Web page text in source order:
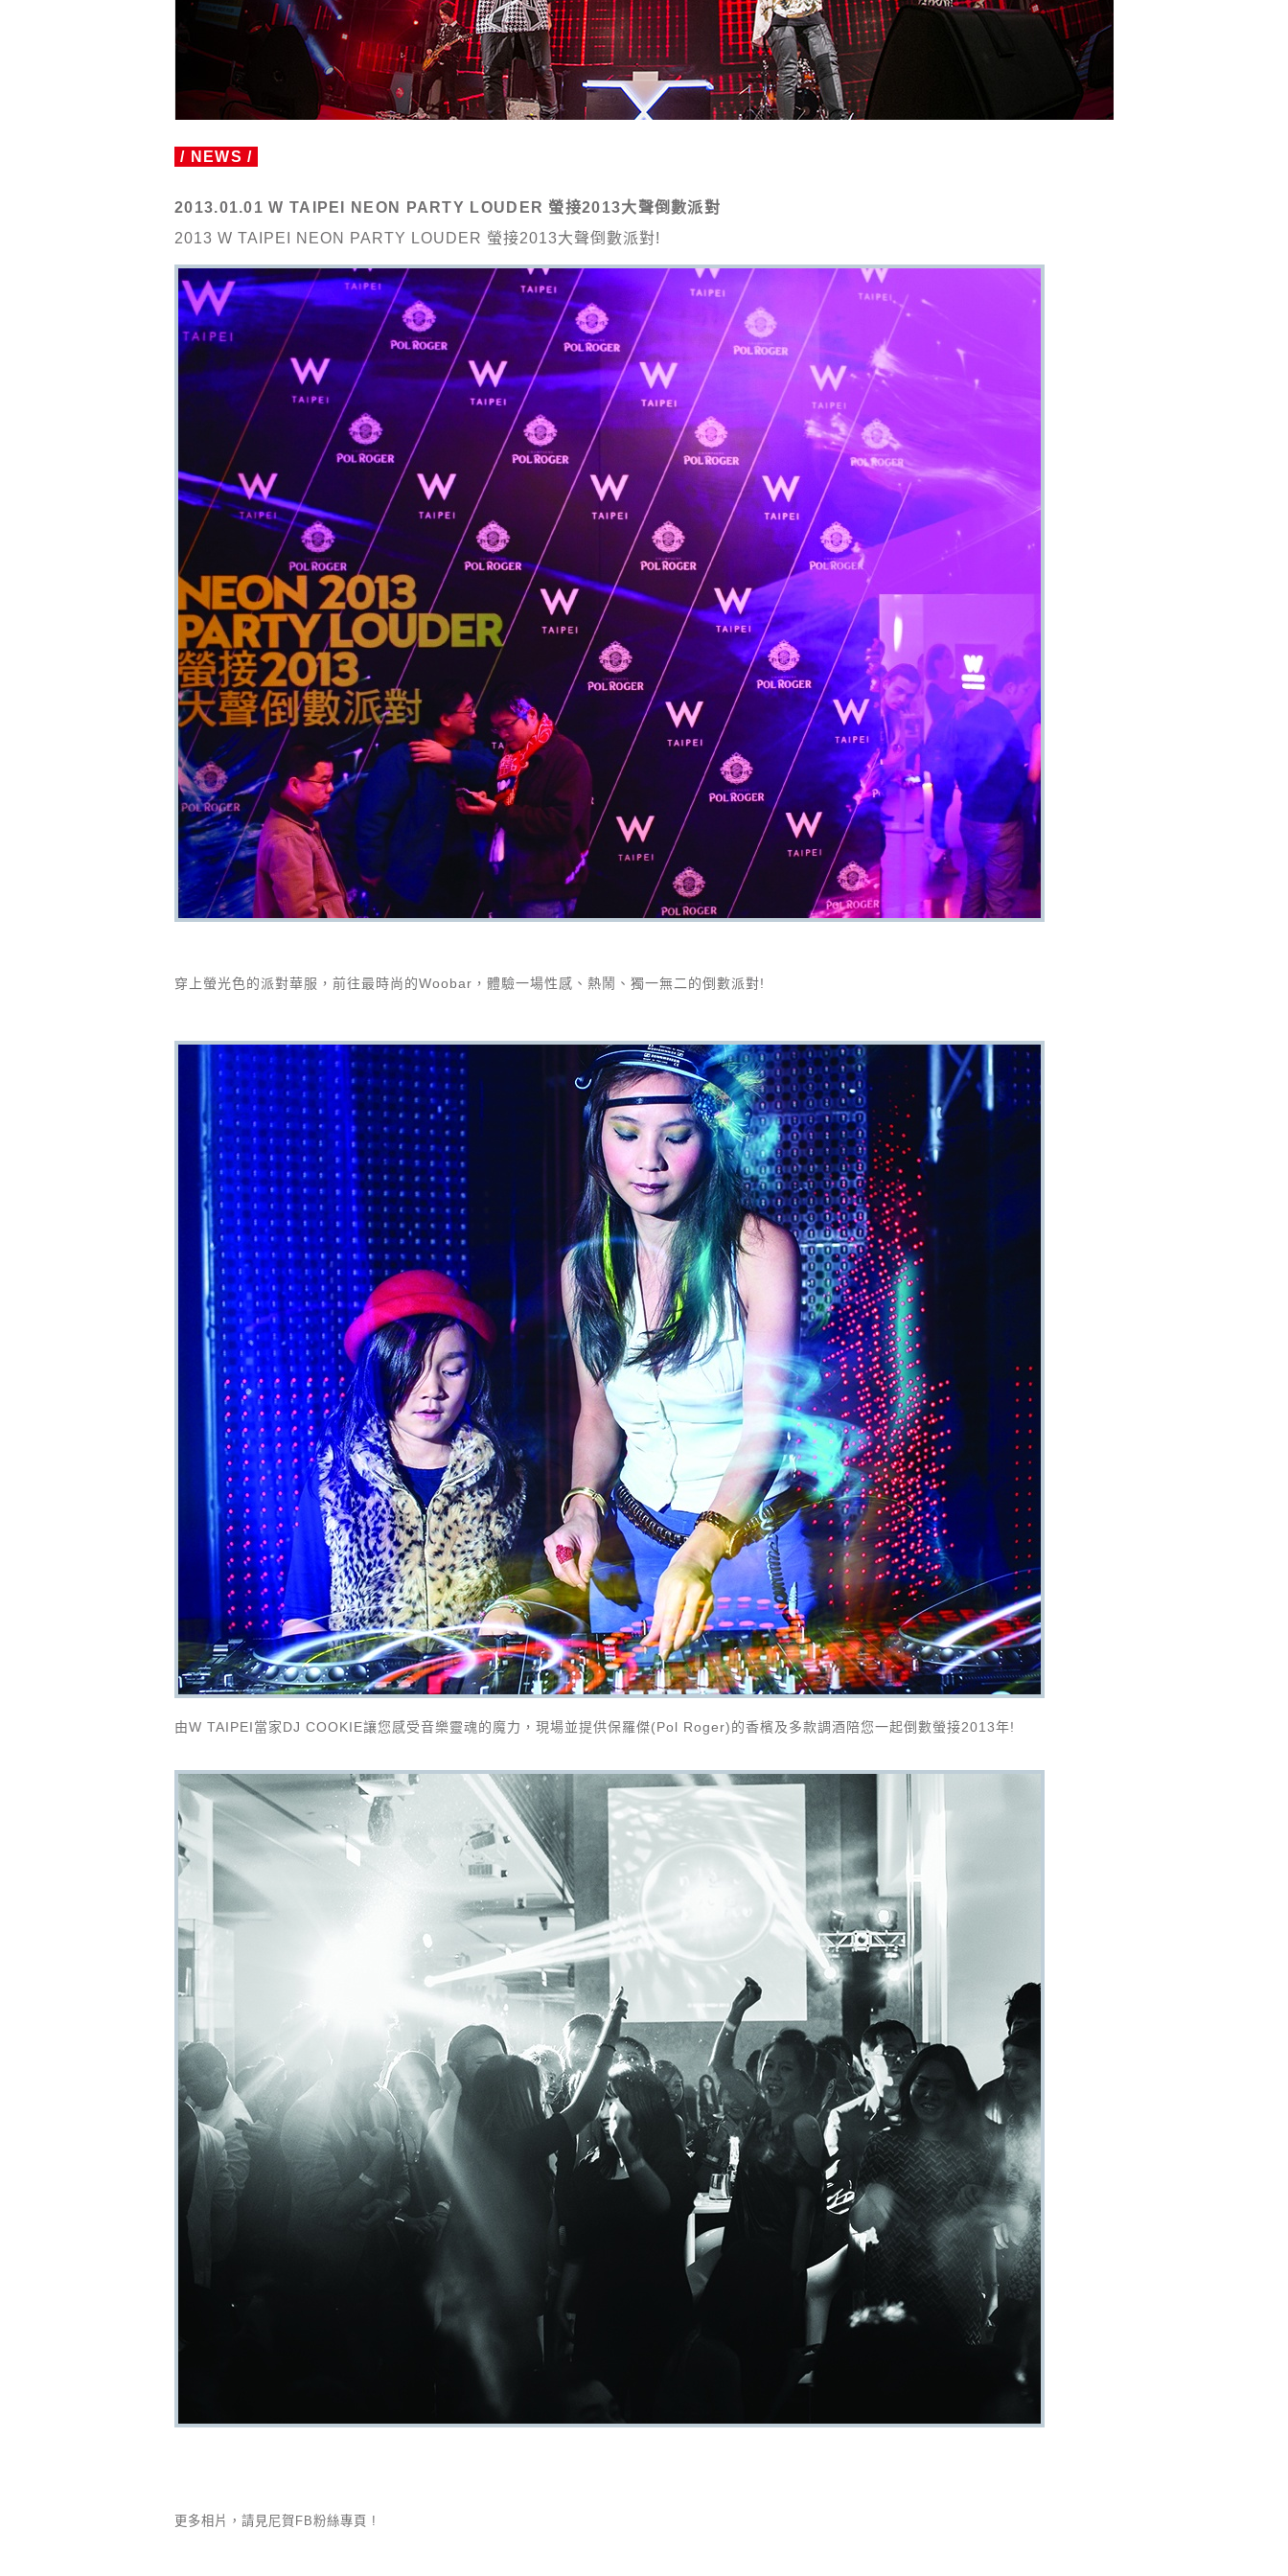
/ NEWS /
2013.01.01 W TAIPEI NEON PARTY LOUDER 螢接2013大聲倒數派對
2013 W TAIPEI NEON PARTY LOUDER 螢接2013大聲倒數派對!
穿上螢光色的派對華服，前往最時尚的Woobar，體驗一場性感、熱鬧、獨一無二的倒數派對!
由W TAIPEI當家DJ COOKIE讓您感受音樂靈魂的魔力，現場並提供保羅傑(Pol Roger)的香檳及多款調酒陪您一起倒數螢接2013年!
更多相片，請見尼賀FB粉絲專頁 !